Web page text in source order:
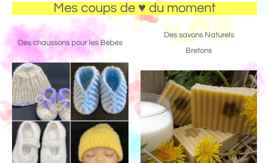
Mes coups de ♥ du moment
Des chaussons pour les Bébés
Des savons Naturels
Bretons